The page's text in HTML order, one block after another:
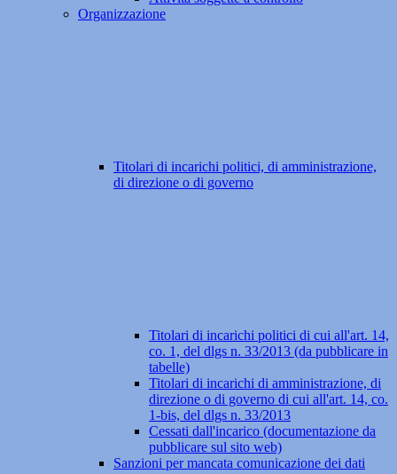
Organizzazione
Titolari di incarichi politici, di amministrazione,
di direzione o di governo
Titolari di incarichi politici di cui all'art. 14,
co. 1, del dlgs n. 33/2013 (da pubblicare in
tabelle)
Titolari di incarichi di amministrazione, di
direzione o di governo di cui all'art. 14, co.
1-bis, del dlgs n. 33/2013
Cessati dall'incarico (documentazione da
pubblicare sul sito web)
Sanzioni per mancata comunicazione dei dati